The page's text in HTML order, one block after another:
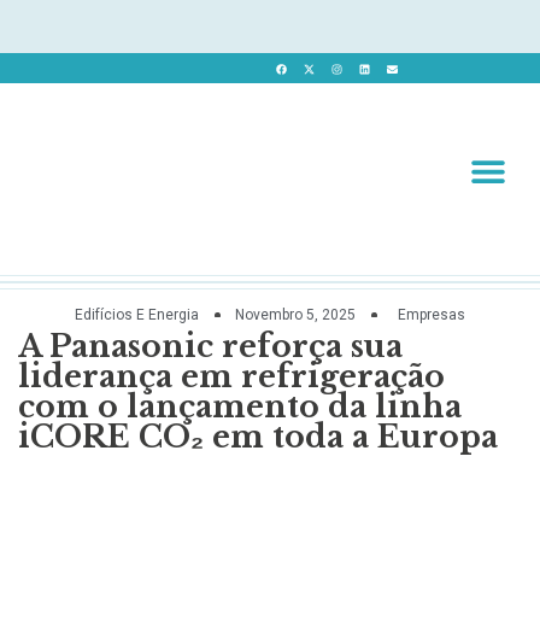
Edifícios E Energia Novembro 5, 2025 Empresas
A Panasonic reforça sua
liderança em refrigeração
com o lançamento da linha
iCORE CO₂ em toda a Europa